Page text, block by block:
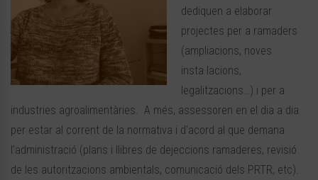
dediquen a elaborar
projectes per a ramaders
(ampliacions, noves
insta·lacions,
legalitzacions…) i per a
industries agroalimentàries. A més, assessoren en el dia a dia
per estar al corrent de la normativa i d’acord al que demana
l’administració (plans i llibres de dejeccions ramaderes, revisió
de les autoritzacions ambientals, comunicació dels PRTR, etc).